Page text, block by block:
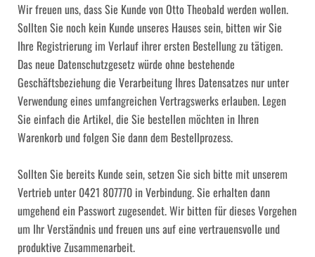
Wir freuen uns, dass Sie Kunde von Otto Theobald werden wollen.
Sollten Sie noch kein Kunde unseres Hauses sein, bitten wir Sie
Ihre Registrierung im Verlauf ihrer ersten Bestellung zu tätigen.
Das neue Datenschutzgesetz würde ohne bestehende
Geschäftsbeziehung die Verarbeitung Ihres Datensatzes nur unter
Verwendung eines umfangreichen Vertragswerks erlauben. Legen
Sie einfach die Artikel, die Sie bestellen möchten in Ihren
Warenkorb und folgen Sie dann dem Bestellprozess.
Sollten Sie bereits Kunde sein, setzen Sie sich bitte mit unserem
Vertrieb unter 0421 807770 in Verbindung. Sie erhalten dann
umgehend ein Passwort zugesendet. Wir bitten für dieses Vorgehen
um Ihr Verständnis und freuen uns auf eine vertrauensvolle und
produktive Zusammenarbeit.